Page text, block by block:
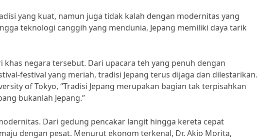
yang kuat, namun juga tidak kalah dengan modernitas yang
teknologi canggih yang mendunia, Jepang memiliki daya tarik
khas negara tersebut. Dari upacara teh yang penuh dengan
festival yang meriah, tradisi Jepang terus dijaga dan dilestarikan.
of Tokyo, “Tradisi Jepang merupakan bagian tak terpisahkan
bukanlah Jepang.”
Dari gedung pencakar langit hingga kereta cepat
dengan pesat. Menurut ekonom terkenal, Dr. Akio Morita,